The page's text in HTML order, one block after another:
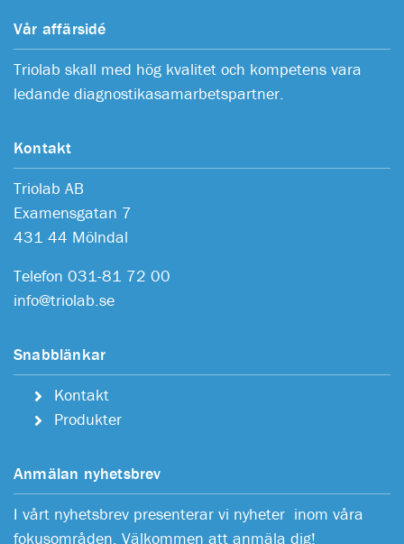
Vår affärsidé
Triolab skall med hög kvalitet och kompetens vara
ledande diagnostikasamarbetspartner.
Kontakt
Triolab AB
Examensgatan 7
431 44 Mölndal
Telefon 031-81 72 00
info@triolab.se
Snabblänkar
Kontakt
Produkter
Anmälan nyhetsbrev
I vårt nyhetsbrev presenterar vi nyheter inom våra
fokusområden. Välkommen att anmäla dig!